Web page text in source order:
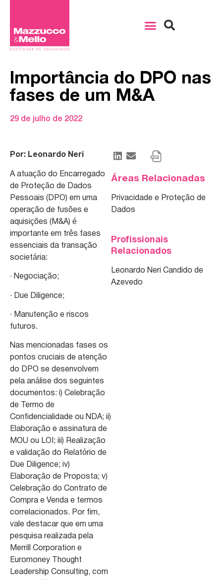
Importância do DPO nas
fases de um M&A
29 de julho de 2022
Por: Leonardo Neri
A atuação do Encarregado
de Proteção de Dados
Pessoais (DPO) em uma
operação de fusões e
aquisições (M&A) é
importante em três fases
essenciais da transação
societária:
· Negociação;
· Due Diligence;
· Manutenção e riscos
futuros.
Nas mencionadas fases os
pontos cruciais de atenção
do DPO se desenvolvem
pela análise dos seguintes
documentos: i) Celebração
de Termo de
Confidencialidade ou NDA; ii)
Elaboração e assinatura de
MOU ou LOI; iii) Realização
e validação do Relatório de
Due Diligence; iv)
Elaboração de Proposta; v)
Celebração do Contrato de
Compra e Venda e termos
correlacionados. Por fim,
vale destacar que em uma
pesquisa realizada pela
Merrill Corporation e
Euromoney Thought
Leadership Consulting, com
Áreas Relacionadas
Privacidade e Proteção de
Dados
Profissionais
Relacionados
Leonardo Neri Candido de
Azevedo